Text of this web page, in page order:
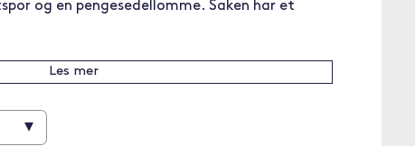
og en pengesedellomme. Saken har et
Les mer
▾